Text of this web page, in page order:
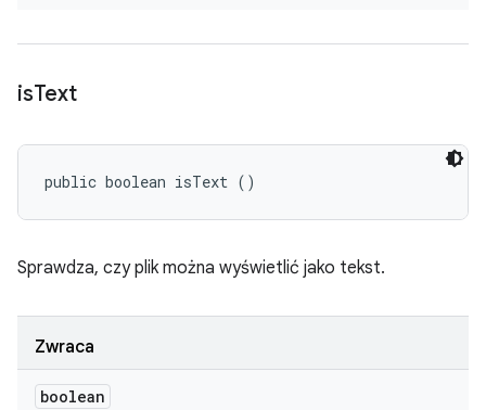
isText
public boolean isText ()
Sprawdza, czy plik można wyświetlić jako tekst.
Zwraca
boolean